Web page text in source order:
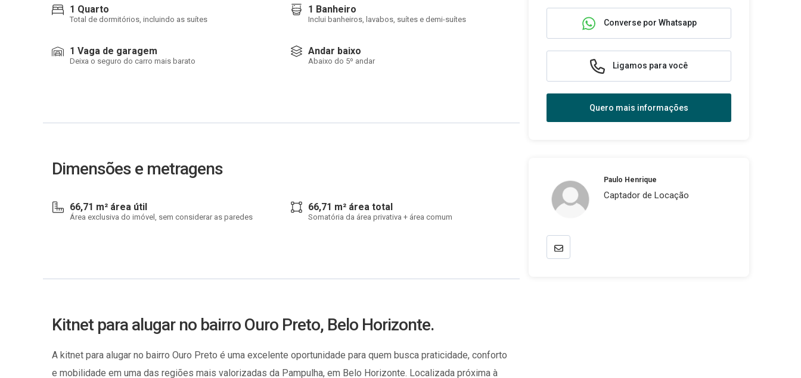
1 Quarto
Total de dormitórios, incluindo as suítes
1 Banheiro
Inclui banheiros, lavabos, suítes e demi-suítes
1 Vaga de garagem
Deixa o seguro do carro mais barato
Andar baixo
Abaixo do 5º andar
Dimensões e metragens
66,71 m² área útil
Área exclusiva do imóvel, sem considerar as paredes
66,71 m² área total
Somatória da área privativa + área comum
Kitnet para alugar no bairro Ouro Preto, Belo Horizonte.
A kitnet para alugar no bairro Ouro Preto é uma excelente oportunidade para quem busca praticidade, conforto
e mobilidade em uma das regiões mais valorizadas da Pampulha, em Belo Horizonte. Localizada próxima à
Converse por Whatsapp
Ligamos para você
Quero mais informações
Paulo Henrique
Captador de Locação